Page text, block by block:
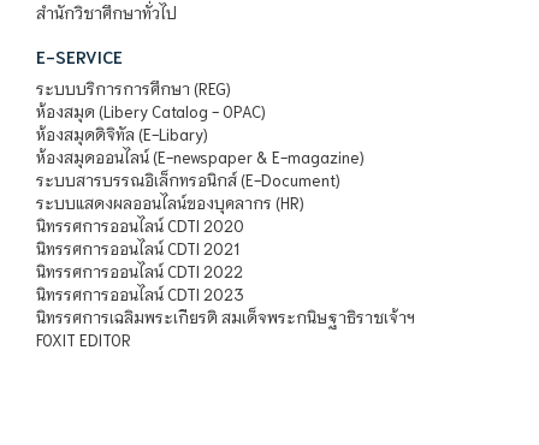
สำนักวิชาศึกษาทั่วไป
E-SERVICE
ระบบบริการการศึกษา (REG)
ห้องสมุด (Libery Catalog - OPAC)
ห้องสมุดดิจิทัล (E-Libary)
ห้องสมุดออนไลน์ (E-newspaper & E-magazine)
ระบบสารบรรณอิเล็กทรอนิกส์ (E-Document)
ระบบแสดงผลออนไลน์ของบุคลากร (HR)
นิทรรศการออนไลน์ CDTI 2020
นิทรรศการออนไลน์ CDTI 2021
นิทรรศการออนไลน์ CDTI 2022
นิทรรศการออนไลน์ CDTI 2023
นิทรรศการเฉลิมพระเกียรติ สมเด็จพระกนิษฐาธิราชเจ้าฯ
FOXIT EDITOR